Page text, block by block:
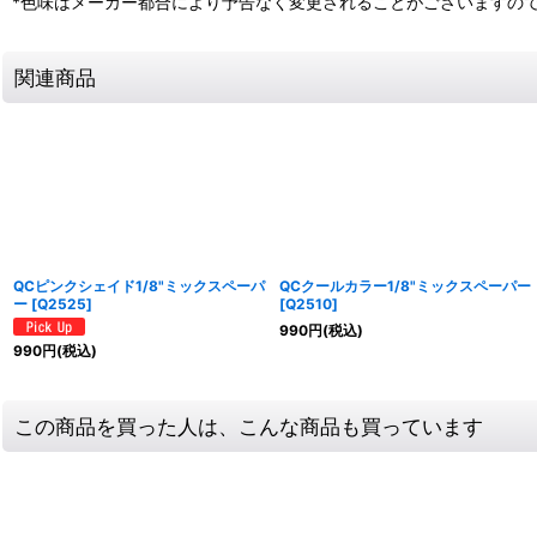
関連商品
QCピンクシェイド1/8"ミックスペーパ
ー [Q2525]
990円(税込)
QCクールカラー1/8"ミックスペーパー
[Q2510]
990円(税込)
この商品を買った人は、こんな商品も買っています